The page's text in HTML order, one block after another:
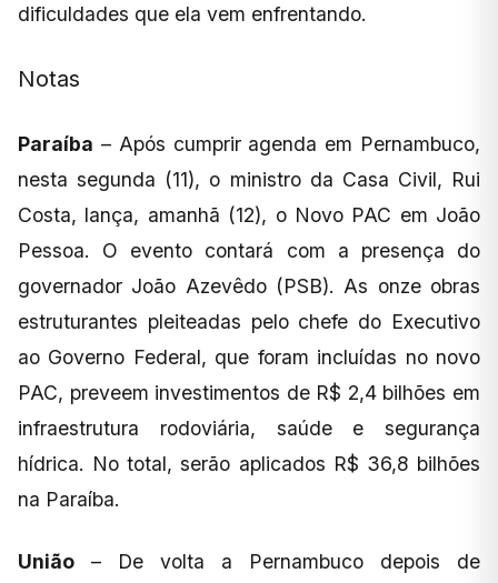
dificuldades que ela vem enfrentando.
Notas
Paraíba – Após cumprir agenda em Pernambuco,
nesta segunda (11), o ministro da Casa Civil, Rui
Costa, lança, amanhã (12), o Novo PAC em João
Pessoa. O evento contará com a presença do
governador João Azevêdo (PSB). As onze obras
estruturantes pleiteadas pelo chefe do Executivo
ao Governo Federal, que foram incluídas no novo
PAC, preveem investimentos de R$ 2,4 bilhões em
infraestrutura rodoviária, saúde e segurança
hídrica. No total, serão aplicados R$ 36,8 bilhões
na Paraíba.
União – De volta a Pernambuco depois de